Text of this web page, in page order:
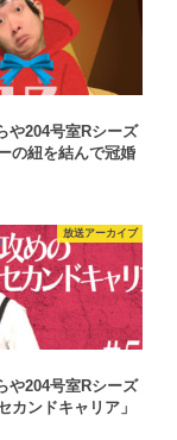
や204号室Rシーズ
の紐を結んで冠婚
放送アーカイブ
や204号室Rシーズ
カンドキャリア」